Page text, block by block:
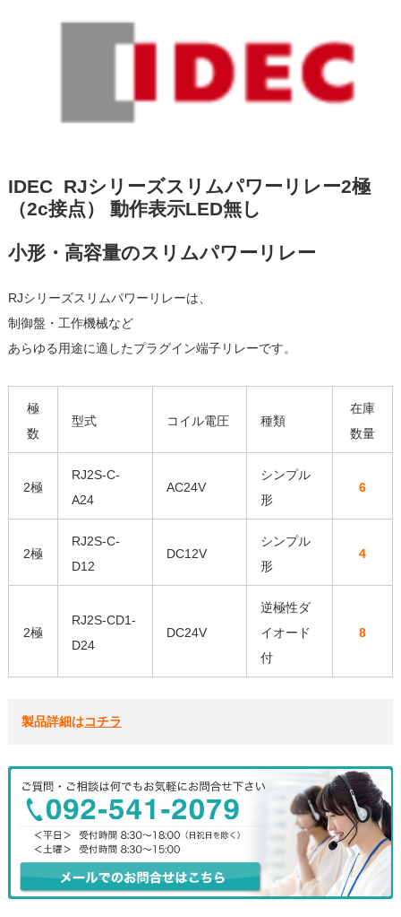
IDEC RJシリーズスリムパワーリレー2極
（2c接点） 動作表示LED無し
小形・高容量のスリムパワーリレー
RJシリーズスリムパワーリレーは、
制御盤・工作機械など
あらゆる用途に適したプラグイン端子リレーです。
極
数
型式 コイル電圧 種類
在庫
数量
2極
RJ2S-C-
A24
AC24V
シンプル
形
6
2極
RJ2S-C-
D12
DC12V
シンプル
形
4
2極
RJ2S-CD1-
D24
DC24V
逆極性ダ
イオード
付
8
製品詳細はコチラ